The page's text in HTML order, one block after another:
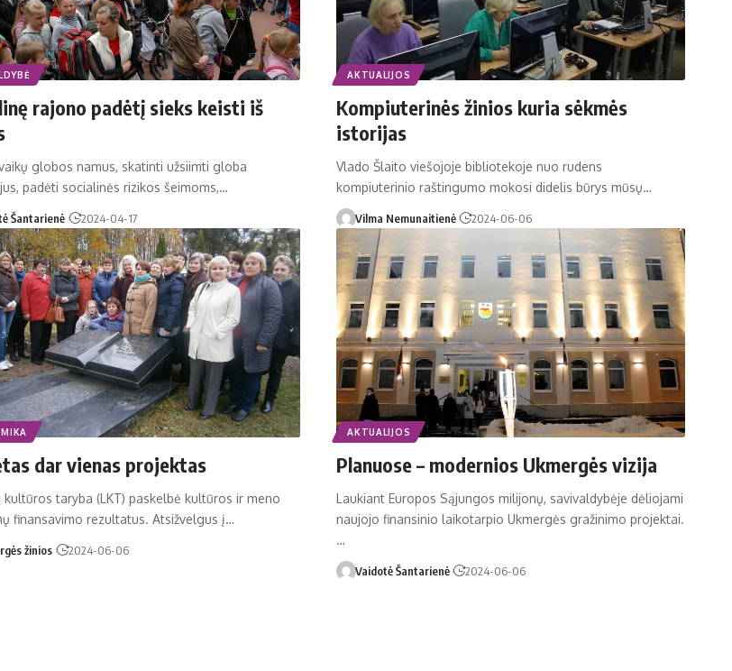
rajono padėtį sieks keisti iš
globos namus, skatinti užsiimti globa
padėti socialinės rizikos šeimoms,…
Šantarienė 2024-04-17
AKTUALIJOS
Kompiuterinės žinios kuria sėkmės
istorijas
Vlado Šlaito viešojoje bibliotekoje nuo rudens
kompiuterinio raštingumo mokosi didelis būrys mūsų…
Vilma Nemunaitienė 2024-06-06
dar vienas projektas
kultūros taryba (LKT) paskelbė kultūros ir meno
finansavimo rezultatus. Atsižvelgus į…
žinios 2024-06-06
AKTUALIJOS
Planuose – modernios Ukmergės vizija
Lau­kiant Eu­ro­pos Są­jun­gos mi­li­jo­nų, sa­vi­val­dy­bė­je dė­lio­ja­mi
nau­jo­jo fi­nan­si­nio lai­ko­tar­pio Uk­mer­gės gra­ži­ni­mo pro­jek­tai.
…
Vaidotė Šantarienė 2024-06-06